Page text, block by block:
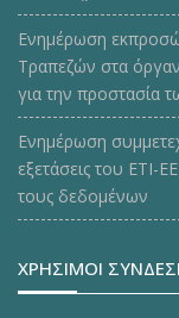
Ενημέρωση
Τραπεζών στα
για την προστασία
Ενημέρωση
εξετάσεις του ΕΤΙ-
τους δεδομένων
ΧΡΗΣΙΜΟΙ